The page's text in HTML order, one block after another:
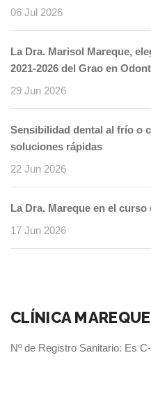
06 Jul 2026
La Dra. Marisol Mareque,
2021-2026 del Grao en
29 Jun 2026
Sensibilidad dental al frío o
soluciones rápidas
22 Jun 2026
La Dra. Mareque en el
17 Jun 2026
CLÍNICA MAREQUE
Nº de Registro Sanitario: Es